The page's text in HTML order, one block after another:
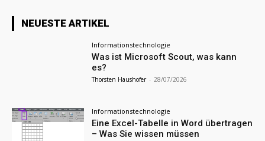
NEUESTE ARTIKEL
Informationstechnologie
Was ist Microsoft Scout, was kann
es?
Thorsten Haushofer - 28/07/2026
Informationstechnologie
Eine Excel-Tabelle in Word übertragen
– Was Sie wissen müssen